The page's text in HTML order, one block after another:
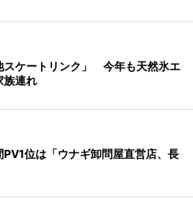
スケートリンク」 今年も天然氷エ
族連れ
PV1位は「ウナギ卸問屋直営店、長